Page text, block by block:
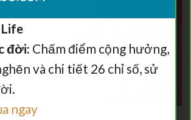
đời: Chấm điểm cộng hưởng,
và chi tiết 26 chỉ số, sử
ngay